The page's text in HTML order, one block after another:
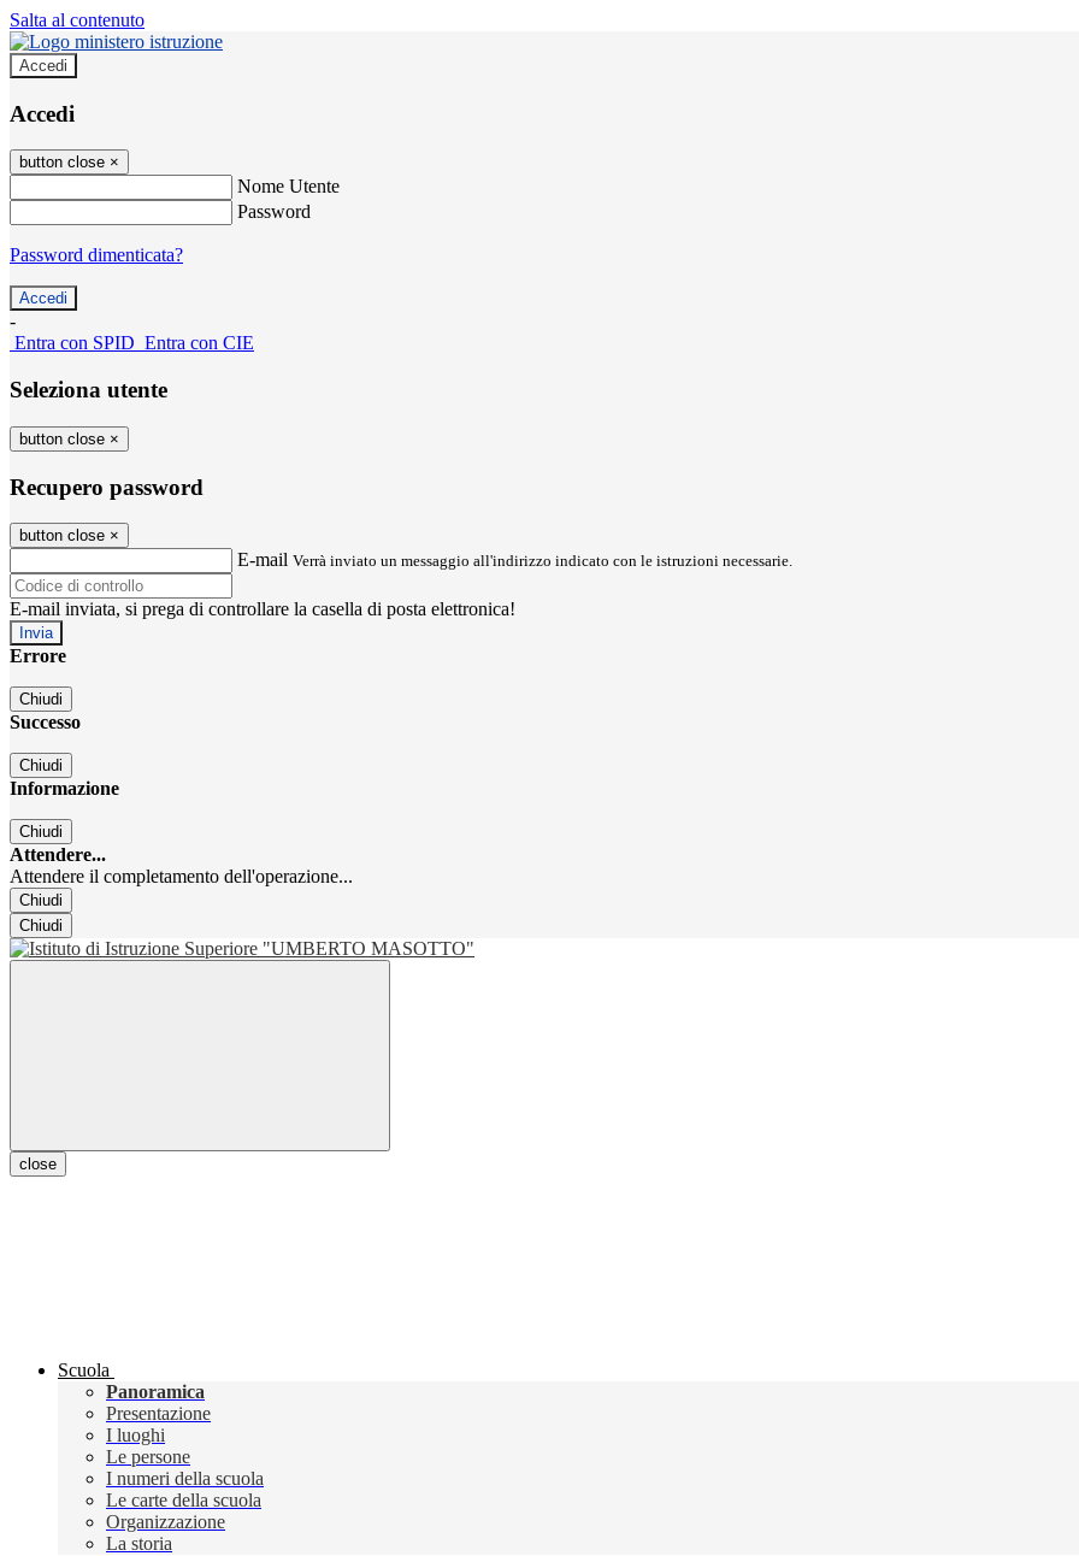
Salta al contenuto
Accedi
Accedi
button close ×
Nome Utente
Password
Password dimenticata?
-
Entra con SPID Entra con CIE
Seleziona utente
button close ×
Recupero password
button close ×
E-mail Verrà inviato un messaggio all'indirizzo indicato con le istruzioni necessarie.
E-mail inviata, si prega di controllare la casella di posta elettronica!
Errore
Chiudi
Successo
Chiudi
Informazione
Chiudi
Attendere...
Attendere il completamento dell'operazione...
Chiudi
Chiudi
close
Scuola
Panoramica
Presentazione
I luoghi
Le persone
I numeri della scuola
Le carte della scuola
Organizzazione
La storia